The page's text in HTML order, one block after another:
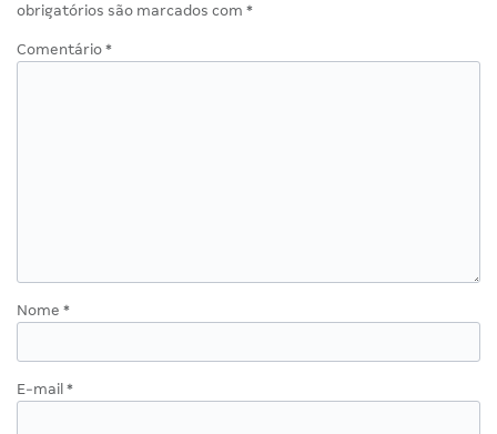
obrigatórios são marcados com *
Comentário *
Nome *
E-mail *